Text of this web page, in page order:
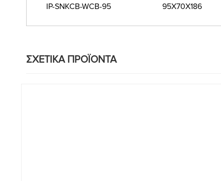
IP-SNKCB-WCB-95 95Χ70Χ186
ΣΧΕΤΙΚΑ ΠΡΟΪΟΝΤΑ